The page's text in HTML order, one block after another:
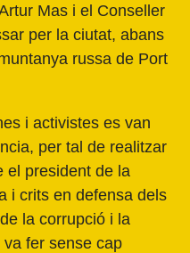
Mas i el Conseller
per la ciutat, abans
russa de Port
i activistes es van
per tal de realitzar
el president de la
i crits en defensa dels
la corrupció i la
va fer sense cap